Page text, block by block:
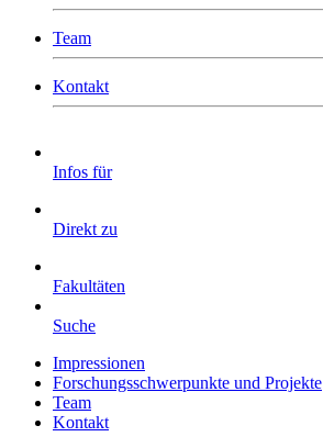
Team
Kontakt
Infos für
Direkt zu
Fakultäten
Suche
Impressionen
Forschungsschwerpunkte und Projekte
Team
Kontakt